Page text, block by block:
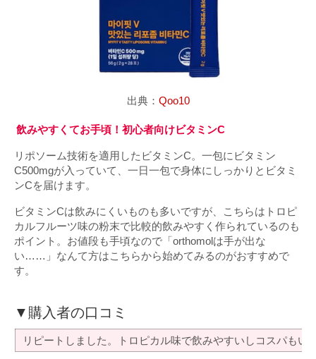
出典： Qoo10
飲みやすくてお手頃！初心者向けビタミンC
リポソーム技術を適用したビタミンC。一包にビタミン
C500mgが入っていて、一日一包で身体にしっかりとビタミ
ンCを届けます。
ビタミンCは飲みにくいものも多いですが、こちらはトロピ
カルフルーツ味の粉末で比較的飲みやすく作られているのも
ポイント。お値段も手頃なので「orthomolは手が出な
い……」なんて方はこちらから始めてみるのがおすすめで
す。
▼購入者の口コミ
リピートしました。トロピカル味で飲みやすいしコスパもい